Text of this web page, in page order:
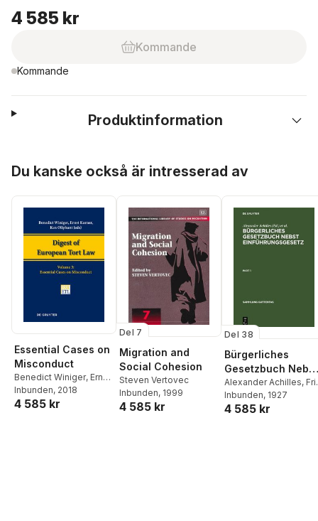
4 585 kr
Kommande
Kommande
Produktinformation
Du kanske också är intresserad av
Essential Cases on
Misconduct
Benedict Winiger, Ernst
Karner,Ken Oliphant
Inbunden, 2018
4 585 kr
Del 7
Migration and
Social Cohesion
Steven Vertovec
Inbunden, 1999
4 585 kr
Del 38
Bürgerliches
Gesetzbuch Nebst
Alexander Achilles,
André,Max Greiff
Inbunden, 1927
4 585 kr